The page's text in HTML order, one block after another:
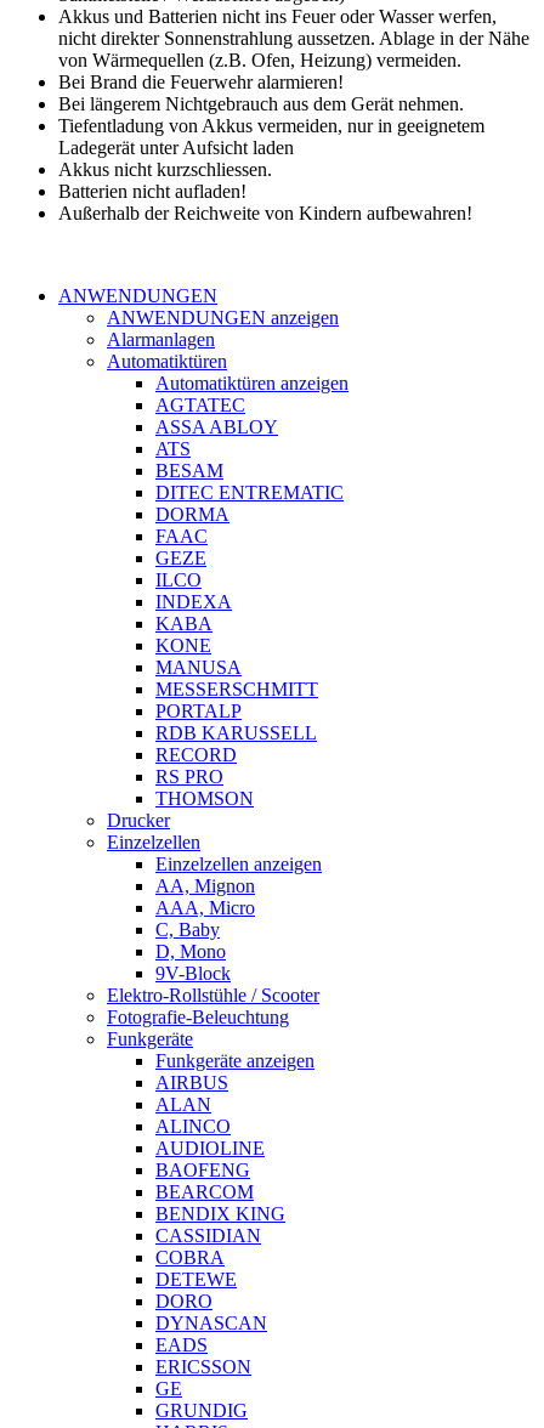
Akkus und Batterien nicht ins Feuer oder Wasser werfen,
nicht direkter Sonnenstrahlung aussetzen. Ablage in der Nähe
von Wärmequellen (z.B. Ofen, Heizung) vermeiden.
Bei Brand die Feuerwehr alarmieren!
Bei längerem Nichtgebrauch aus dem Gerät nehmen.
Tiefentladung von Akkus vermeiden, nur in geeignetem
Ladegerät unter Aufsicht laden
Akkus nicht kurzschliessen.
Batterien nicht aufladen!
Außerhalb der Reichweite von Kindern aufbewahren!
ANWENDUNGEN
ANWENDUNGEN anzeigen
Alarmanlagen
Automatiktüren
Automatiktüren anzeigen
AGTATEC
ASSA ABLOY
ATS
BESAM
DITEC ENTREMATIC
DORMA
FAAC
GEZE
ILCO
INDEXA
KABA
KONE
MANUSA
MESSERSCHMITT
PORTALP
RDB KARUSSELL
RECORD
RS PRO
THOMSON
Drucker
Einzelzellen
Einzelzellen anzeigen
AA, Mignon
AAA, Micro
C, Baby
D, Mono
9V-Block
Elektro-Rollstühle / Scooter
Fotografie-Beleuchtung
Funkgeräte
Funkgeräte anzeigen
AIRBUS
ALAN
ALINCO
AUDIOLINE
BAOFENG
BEARCOM
BENDIX KING
CASSIDIAN
COBRA
DETEWE
DORO
DYNASCAN
EADS
ERICSSON
GE
GRUNDIG